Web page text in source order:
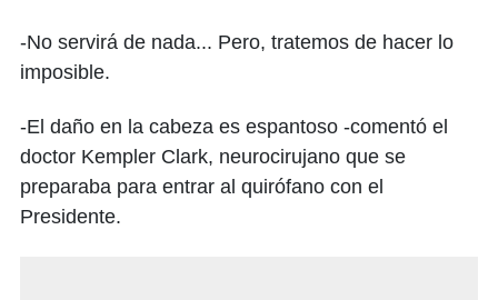
-No servirá de nada... Pero, tratemos de hacer lo
imposible.
-El daño en la cabeza es espantoso -comentó el
doctor Kempler Clark, neurocirujano que se
preparaba para entrar al quirófano con el
Presidente.